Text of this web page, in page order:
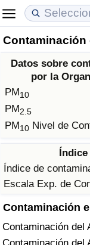
Contaminación
Datos sobre
por la
PM10
PM2.5
PM10 Nivel de
Índice
Índice de
Escala Exp. de
Contaminación
Contaminación del
Contaminación del
Coste de vida
Índice de Costo
Índice de Costo
en aqaba
Precios de las
Índice de
Índice de Precios
Índice de
Calidad de Vida
Índice de
Índice de Calidad
Delincuencia
Calificación del
(Actual)
Índice de